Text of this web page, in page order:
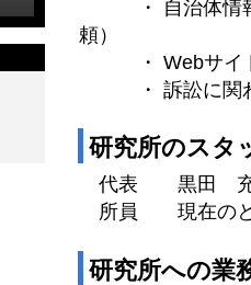
・ 自治体情報
頼）
・ Webサイト
・ 訴訟に関わ
研究所のスタ
代表 黒田 充
所員 現在のとこ
研究所への業